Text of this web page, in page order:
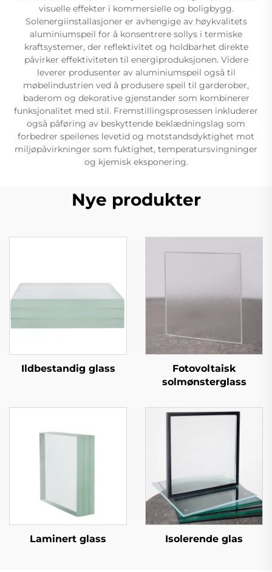
visuelle effekter i kommersielle og boligbygg.
Solenergiinstallasjoner er avhengige av høykvalitets
aluminiumspeil for å konsentrere sollys i termiske
kraftsystemer, der reflektivitet og holdbarhet direkte
påvirker effektiviteten til energiproduksjonen. Videre
leverer produsenter av aluminiumspeil også til
møbelindustrien ved å produsere speil til garderober,
baderom og dekorative gjenstander som kombinerer
funksjonalitet med stil. Fremstillingsprosessen inkluderer
også påføring av beskyttende beklædningslag som
forbedrer speilenes levetid og motstandsdyktighet mot
miljøpåvirkninger som fuktighet, temperatursvingninger
og kjemisk eksponering.
Nye produkter
Ildbestandig glass
Fotovoltaisk
solmønsterglass
Laminert glass Isolerende glas